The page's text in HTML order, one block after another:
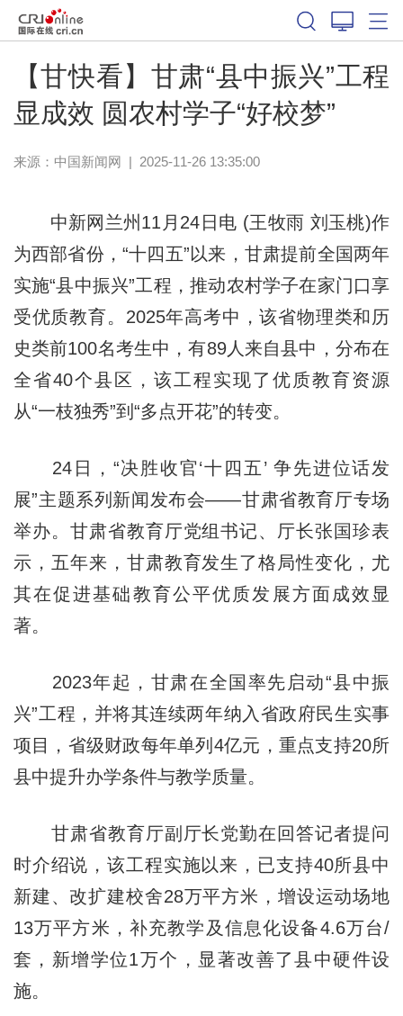
【甘快看】甘肃“县中振兴”工程
显成效 圆农村学子“好校梦”
来源： 中国新闻网 | 2025-11-26 13:35:00
中新网兰州11月24日电 (王牧雨 刘玉桃)作
为西部省份，“十四五”以来，甘肃提前全国两年
实施“县中振兴”工程，推动农村学子在家门口享
受优质教育。2025年高考中，该省物理类和历
史类前100名考生中，有89人来自县中，分布在
全省40个县区，该工程实现了优质教育资源
从“一枝独秀”到“多点开花”的转变。
24日，“决胜收官‘十四五’ 争先进位话发
展”主题系列新闻发布会——甘肃省教育厅专场
举办。甘肃省教育厅党组书记、厅长张国珍表
示，五年来，甘肃教育发生了格局性变化，尤
其在促进基础教育公平优质发展方面成效显
著。
2023年起，甘肃在全国率先启动“县中振
兴”工程，并将其连续两年纳入省政府民生实事
项目，省级财政每年单列4亿元，重点支持20所
县中提升办学条件与教学质量。
甘肃省教育厅副厅长党勤在回答记者提问
时介绍说，该工程实施以来，已支持40所县中
新建、改扩建校舍28万平方米，增设运动场地
13万平方米，补充教学及信息化设备4.6万台/
套，新增学位1万个，显著改善了县中硬件设
施。